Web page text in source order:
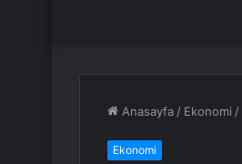
Anasayfa / Ekonomi /
Ekonomi